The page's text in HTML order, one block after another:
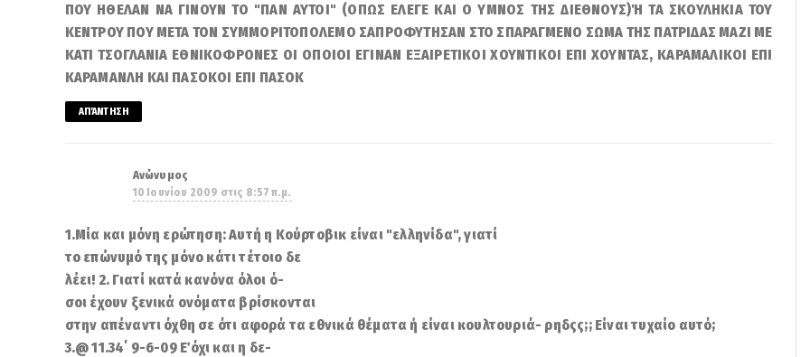
ΠΟΥ ΗΘΕΛΑΝ ΝΑ ΓΙΝΟΥΝ ΤΟ "ΠΑΝ ΑΥΤΟΙ" (ΟΠΩΣ ΕΛΕΓΕ ΚΑΙ Ο ΥΜΝΟΣ ΤΗΣ ΔΙΕΘΝΟΥΣ)Ή ΤΑ ΣΚΟΥΛΗΚΙΑ ΤΟΥ
ΚΕΝΤΡΟΥ ΠΟΥ ΜΕΤΑ ΤΟΝ ΣΥΜΜΟΡΙΤΟΠΟΛΕΜΟ ΣΑΠΡΟΦΥΤΗΣΑΝ ΣΤΟ ΣΠΑΡΑΓΜΕΝΟ ΣΩΜΑ ΤΗΣ ΠΑΤΡΙΔΑΣ ΜΑΖΙ ΜΕ
ΚΑΤΙ ΤΣΟΓΛΑΝΙΑ ΕΘΝΙΚΟΦΡΟΝΕΣ ΟΙ ΟΠΟΙΟΙ ΕΓΙΝΑΝ ΕΞΑΙΡΕΤΙΚΟΙ ΧΟΥΝΤΙΚΟΙ ΕΠΙ ΧΟΥΝΤΑΣ, ΚΑΡΑΜΑΛΙΚΟΙ ΕΠΙ
ΚΑΡΑΜΑΝΛΗ ΚΑΙ ΠΑΣΟΚΟΙ ΕΠΙ ΠΑΣΟΚ
ΑΠΆΝΤΗΣΗ
Ανώνυμος
10 Ιουνίου 2009 στις 8:57 π.μ.
1.Μία και μόνη ερώτηση: Αυτή η Κούρτοβικ είναι "ελληνίδα", γιατί
το επώνυμό της μόνο κάτι τέτοιο δε
λέει! 2. Γιατί κατά κανόνα όλοι ό-
σοι έχουν ξενικά ονόματα βρίσκονται
στην απέναντι όχθη σε ότι αφορά τα εθνικά θέματα ή είναι κουλτουριά- ρηδςς;; Είναι τυχαίο αυτό;
3.@ 11.34΄ 9-6-09 Ε΄ όχι και η δε-